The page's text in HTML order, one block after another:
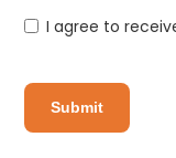
I agree to